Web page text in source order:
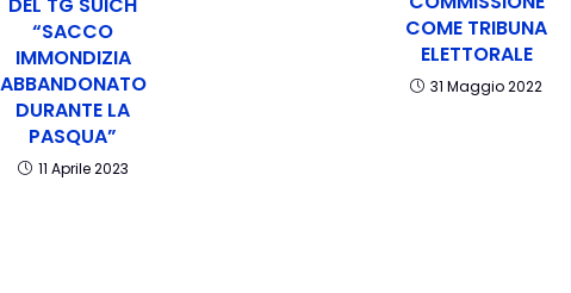
“SACCO
IMMONDIZIA
ABBANDONATO
DURANTE LA
PASQUA”
11 Aprile 2023
COME TRIBUNA
ELETTORALE
31 Maggio 2022